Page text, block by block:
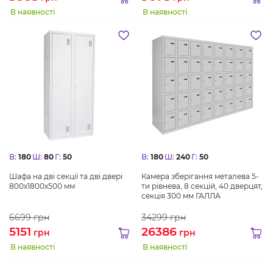
В наявності В наявності
В: 180 Ш: 80 Г: 50
Шафа на дві секції та дві двері
800х1800х500 мм
6699грн
5151 грн
В наявності
В: 180 Ш: 240 Г: 50
Камера зберігання металева 5-
ти рівнева, 8 секцій, 40 дверцят,
секція 300 мм ГАЛЛА
34299грн
26386 грн
В наявності